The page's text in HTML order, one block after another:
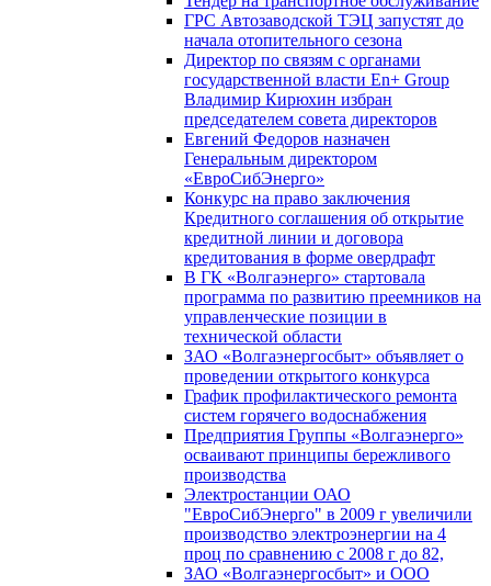
ГРС Автозаводской ТЭЦ запустят до
начала отопительного сезона
Директор по связям с органами
государственной власти En+ Group
Владимир Кирюхин избран
председателем совета директоров
Евгений Федоров назначен
Генеральным директором
«ЕвроСибЭнерго»
Конкурс на право заключения
Кредитного соглашения об открытие
кредитной линии и договора
кредитования в форме овердрафт
В ГК «Волгаэнерго» стартовала
программа по развитию преемников на
управленческие позиции в
технической области
ЗАО «Волгаэнергосбыт» объявляет о
проведении открытого конкурса
График профилактического ремонта
систем горячего водоснабжения
Предприятия Группы «Волгаэнерго»
осваивают принципы бережливого
производства
Электростанции ОАО
"ЕвроСибЭнерго" в 2009 г увеличили
производство электроэнергии на 4
проц по сравнению с 2008 г до 82,
ЗАО «Волгаэнергосбыт» и ООО